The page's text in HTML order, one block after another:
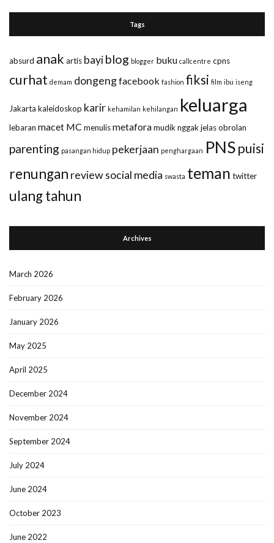
Tags
absurd anak artis bayiblog blogger buku callcentre cpns
curhat demam dongengfacebook fashion fiksi film ibu iseng
Jakarta kaleidoskop karir kehamilan kehilangan keluarga
lebaran macet MC menulismetaforamudiknggak jelasobrolan
parenting pasangan hidup pekerjaan penghargaan PNSpuisi
renungan reviewsocial media swasta teman twitter
ulang tahun
Archives
March 2026
February 2026
January 2026
May 2025
April 2025
December 2024
November 2024
September 2024
July 2024
June 2024
October 2023
June 2022